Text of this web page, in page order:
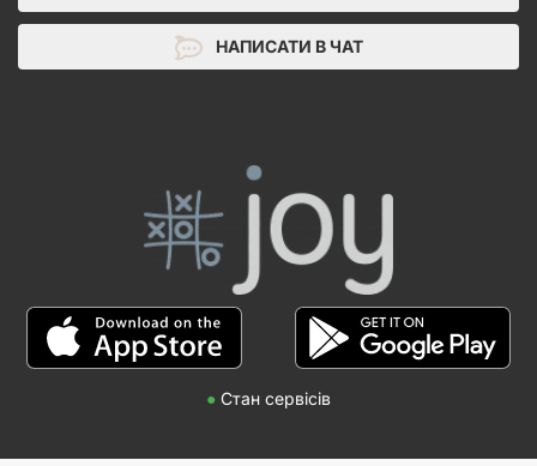
НАПИСАТИ В ЧАТ
● Стан сервісів